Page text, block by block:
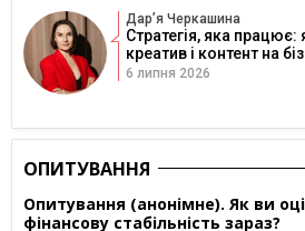
Дарʼя Черкашина
Стратегія, яка працює:
креатив і контент на
6 липня 2026
ОПИТУВАННЯ
Опитування (анонімне). Як ви
фінансову стабільність зараз?